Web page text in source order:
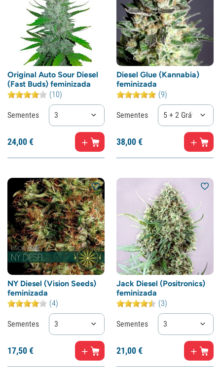
Original Auto Sour Diesel
(Fast Buds) feminizada
(10)
Sementes 3
24,00€
Diesel Glue (Kannabia)
feminizada
(9)
Sementes 5 + 2 Grátis
38,00€
NY Diesel (Vision Seeds)
feminizada
(4)
Sementes 3
17,50€
Jack Diesel (Positronics)
feminizada
(3)
Sementes 3
21,00€